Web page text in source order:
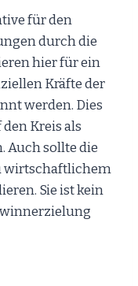
für den
durch die
hier für ein
Kräfte der
werden. Dies
Kreis als
Auch sollte die
wirtschaftlichem
Sie ist kein